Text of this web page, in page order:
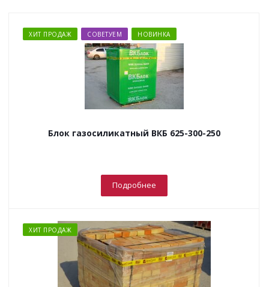
ХИТ ПРОДАЖ СОВЕТУЕМ НОВИНКА
Блок газосиликатный ВКБ 625-300-250
Подробнее
ХИТ ПРОДАЖ